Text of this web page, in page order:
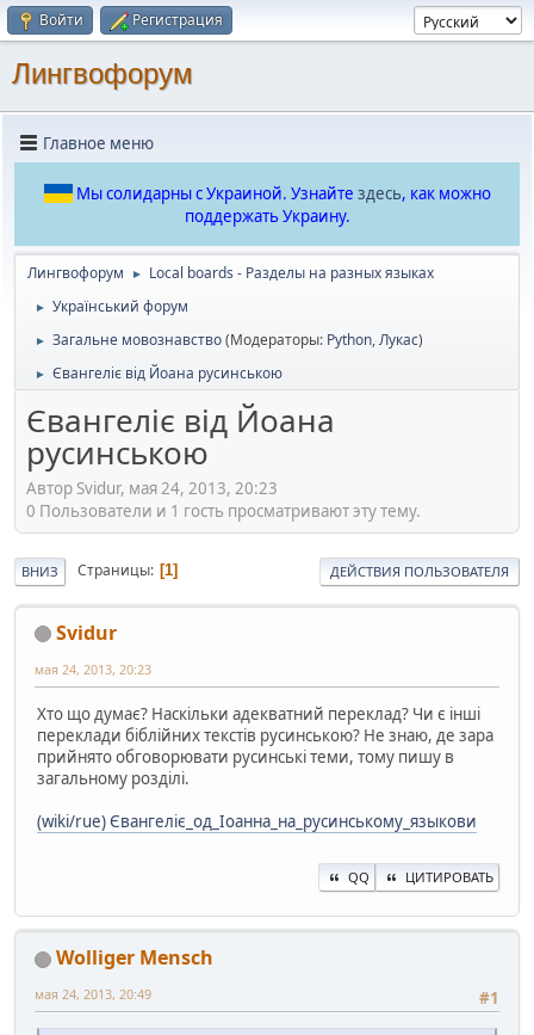
Войти Регистрация
Лингвофорум
Главное меню
Мы солидарны с Украиной. Узнайте здесь, как можно
поддержать Украину.
Лингвофорум ► Local boards - Разделы на разных языках
► Український форум
► Загальне мовознавство(Модераторы: Python,Лукас)
► Євангеліє від Йоана русинською
Євангеліє від Йоана
русинською
Автор Svidur, мая 24, 2013, 20:23
0 Пользователи и 1 гость просматривают эту тему.
ВНИЗ Страницы 1 ДЕЙСТВИЯ ПОЛЬЗОВАТЕЛЯ
Svidur
мая 24, 2013, 20:23
Хто що думає? Наскільки адекватний переклад? Чи є інші
переклади біблійних текстів русинською? Не знаю, де зара
прийнято обговорювати русинські теми, тому пишу в
загальному розділі.
(wiki/rue) Євангеліє_од_Іоанна_на_русинському_языкови
QQ ЦИТИРОВАТЬ
Wolliger Mensch
#1
мая 24, 2013, 20:49